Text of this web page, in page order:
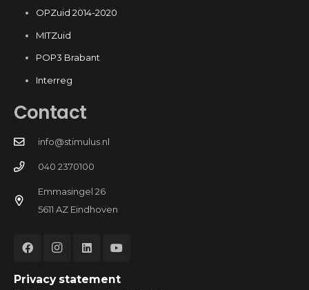
OPZuid 2014-2020
MITZuid
POP3 Brabant
Interreg
Contact
info@stimulus.nl
040 2370100
Emmasingel 26
5611 AZ Eindhoven
Privacy statement